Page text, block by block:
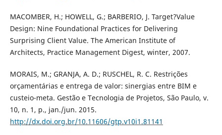
MACOMBER, H.; HOWELL, G.; BARBERIO, J. Target?Value
Design: Nine Foundational Practices for Delivering
Surprising Client Value. The American Institute of
Architects, Practice Management Digest, winter, 2007.
MORAIS, M.; GRANJA, A. D.; RUSCHEL, R. C. Restrições
orçamentárias e entrega de valor: sinergias entre BIM e
custeio-meta. Gestão e Tecnologia de Projetos, São Paulo, v.
10, n. 1, p., jan./jun. 2015.
http://dx.doi.org.br/10.11606/gtp.v10i1.81141